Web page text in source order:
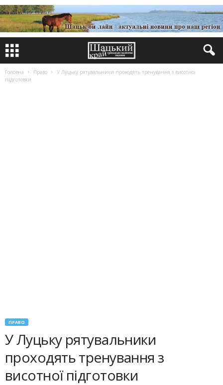
Головна Право
У Луцьку рятувальники проходять тренування з висотної
підготовки
ПРАВО
У Луцьку рятувальники
проходять тренування з
висотної підготовки